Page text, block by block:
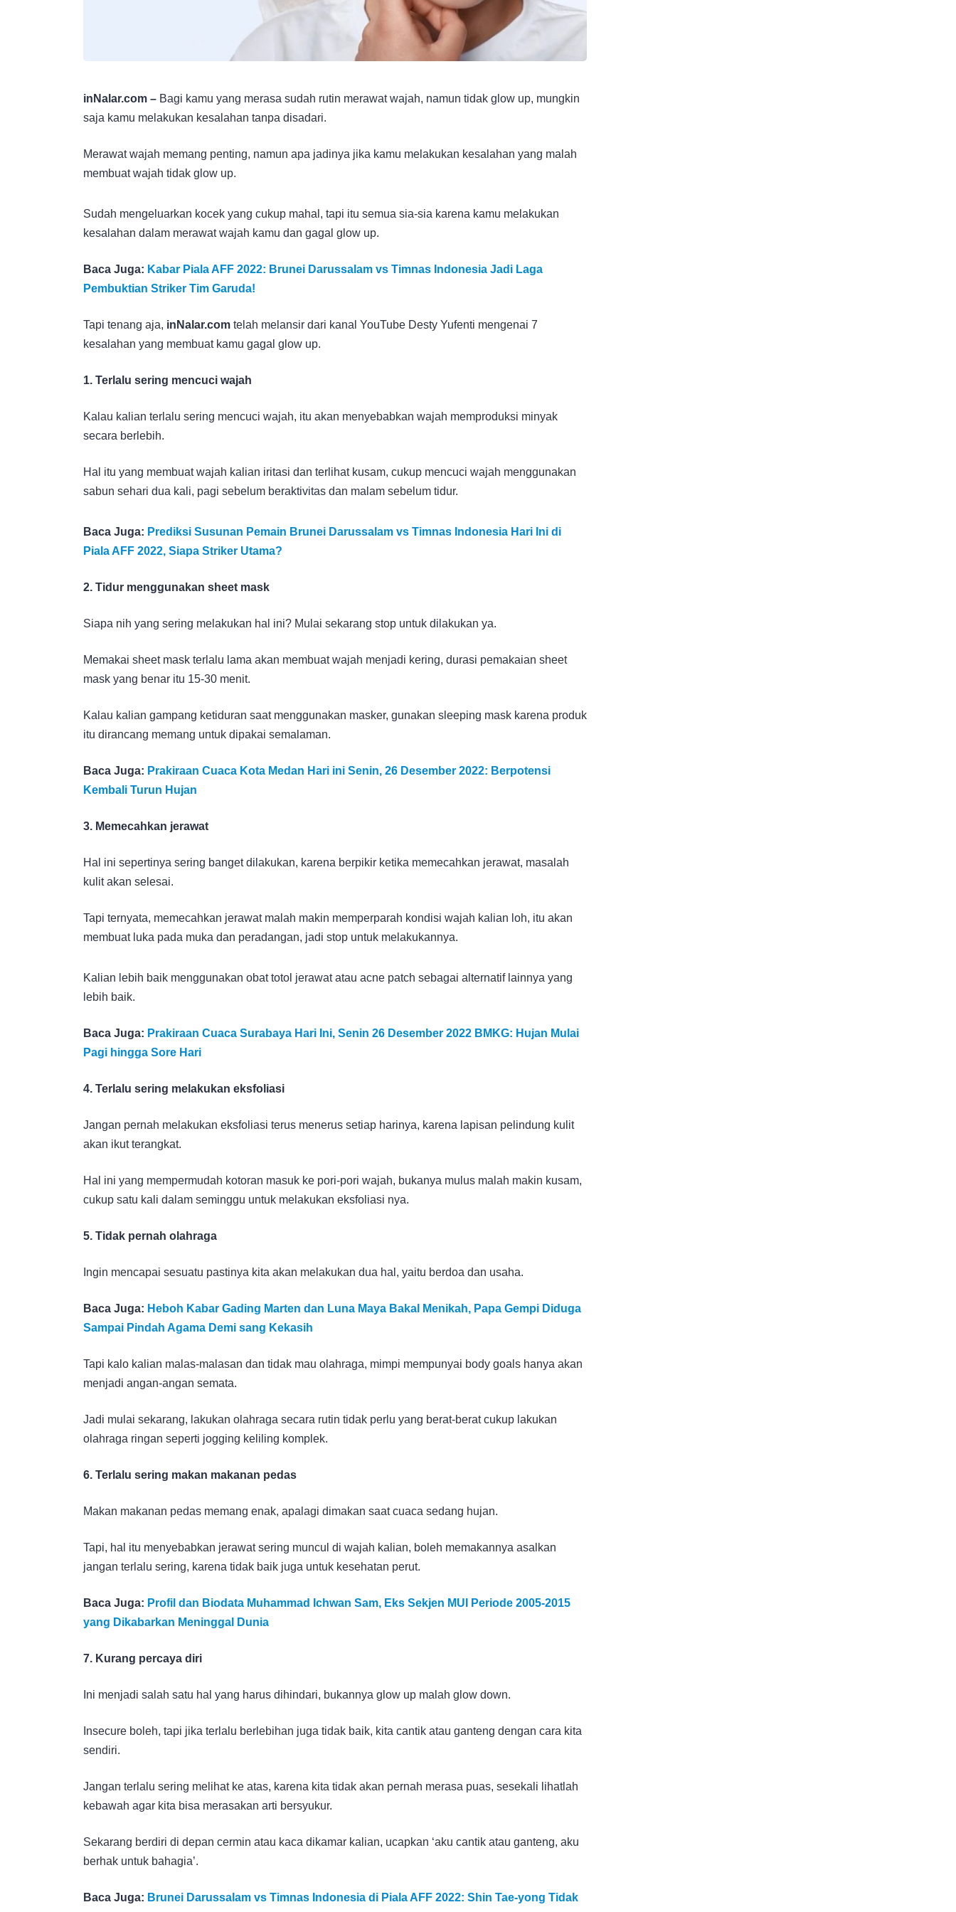
inNalar.com – Bagi kamu yang merasa sudah rutin merawat wajah, namun tidak glow up, mungkin
saja kamu melakukan kesalahan tanpa disadari.
Merawat wajah memang penting, namun apa jadinya jika kamu melakukan kesalahan yang malah
membuat wajah tidak glow up.
Sudah mengeluarkan kocek yang cukup mahal, tapi itu semua sia-sia karena kamu melakukan
kesalahan dalam merawat wajah kamu dan gagal glow up.
Baca Juga: Kabar Piala AFF 2022: Brunei Darussalam vs Timnas Indonesia Jadi Laga
Pembuktian Striker Tim Garuda!
Tapi tenang aja, inNalar.com telah melansir dari kanal YouTube Desty Yufenti mengenai 7
kesalahan yang membuat kamu gagal glow up.
1. Terlalu sering mencuci wajah
Kalau kalian terlalu sering mencuci wajah, itu akan menyebabkan wajah memproduksi minyak
secara berlebih.
Hal itu yang membuat wajah kalian iritasi dan terlihat kusam, cukup mencuci wajah menggunakan
sabun sehari dua kali, pagi sebelum beraktivitas dan malam sebelum tidur.
Baca Juga: Prediksi Susunan Pemain Brunei Darussalam vs Timnas Indonesia Hari Ini di
Piala AFF 2022, Siapa Striker Utama?
2. Tidur menggunakan sheet mask
Siapa nih yang sering melakukan hal ini? Mulai sekarang stop untuk dilakukan ya.
Memakai sheet mask terlalu lama akan membuat wajah menjadi kering, durasi pemakaian sheet
mask yang benar itu 15-30 menit.
Kalau kalian gampang ketiduran saat menggunakan masker, gunakan sleeping mask karena produk
itu dirancang memang untuk dipakai semalaman.
Baca Juga: Prakiraan Cuaca Kota Medan Hari ini Senin, 26 Desember 2022: Berpotensi
Kembali Turun Hujan
3. Memecahkan jerawat
Hal ini sepertinya sering banget dilakukan, karena berpikir ketika memecahkan jerawat, masalah
kulit akan selesai.
Tapi ternyata, memecahkan jerawat malah makin memperparah kondisi wajah kalian loh, itu akan
membuat luka pada muka dan peradangan, jadi stop untuk melakukannya.
Kalian lebih baik menggunakan obat totol jerawat atau acne patch sebagai alternatif lainnya yang
lebih baik.
Baca Juga: Prakiraan Cuaca Surabaya Hari Ini, Senin 26 Desember 2022 BMKG: Hujan Mulai
Pagi hingga Sore Hari
4. Terlalu sering melakukan eksfoliasi
Jangan pernah melakukan eksfoliasi terus menerus setiap harinya, karena lapisan pelindung kulit
akan ikut terangkat.
Hal ini yang mempermudah kotoran masuk ke pori-pori wajah, bukanya mulus malah makin kusam,
cukup satu kali dalam seminggu untuk melakukan eksfoliasi nya.
5. Tidak pernah olahraga
Ingin mencapai sesuatu pastinya kita akan melakukan dua hal, yaitu berdoa dan usaha.
Baca Juga: Heboh Kabar Gading Marten dan Luna Maya Bakal Menikah, Papa Gempi Diduga
Sampai Pindah Agama Demi sang Kekasih
Tapi kalo kalian malas-malasan dan tidak mau olahraga, mimpi mempunyai body goals hanya akan
menjadi angan-angan semata.
Jadi mulai sekarang, lakukan olahraga secara rutin tidak perlu yang berat-berat cukup lakukan
olahraga ringan seperti jogging keliling komplek.
6. Terlalu sering makan makanan pedas
Makan makanan pedas memang enak, apalagi dimakan saat cuaca sedang hujan.
Tapi, hal itu menyebabkan jerawat sering muncul di wajah kalian, boleh memakannya asalkan
jangan terlalu sering, karena tidak baik juga untuk kesehatan perut.
Baca Juga: Profil dan Biodata Muhammad Ichwan Sam, Eks Sekjen MUI Periode 2005-2015
yang Dikabarkan Meninggal Dunia
7. Kurang percaya diri
Ini menjadi salah satu hal yang harus dihindari, bukannya glow up malah glow down.
Insecure boleh, tapi jika terlalu berlebihan juga tidak baik, kita cantik atau ganteng dengan cara kita
sendiri.
Jangan terlalu sering melihat ke atas, karena kita tidak akan pernah merasa puas, sesekali lihatlah
kebawah agar kita bisa merasakan arti bersyukur.
Sekarang berdiri di depan cermin atau kaca dikamar kalian, ucapkan ‘aku cantik atau ganteng, aku
berhak untuk bahagia’.
Baca Juga: Brunei Darussalam vs Timnas Indonesia di Piala AFF 2022: Shin Tae-yong Tidak